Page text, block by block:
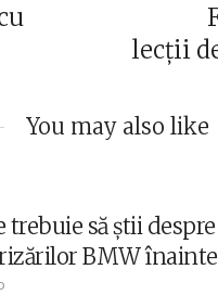
lecții
You may also like
trebuie să știi
BMW